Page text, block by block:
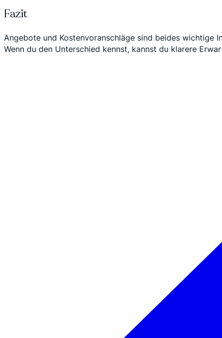
Fazit
Angebote und Kostenvoranschläge sind beides wichtige
Wenn du den Unterschied kennst, kannst du klarere